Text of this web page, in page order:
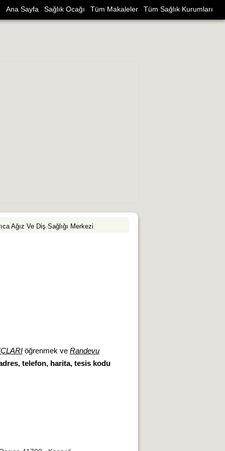
Ana Sayfa Sağlık Ocağı Tüm Makaleler Tüm Sağlık Kurumları
Ağız Ve Diş Sağlığı Merkezi
öğrenmek ve Randevu
telefon, harita, tesis kodu